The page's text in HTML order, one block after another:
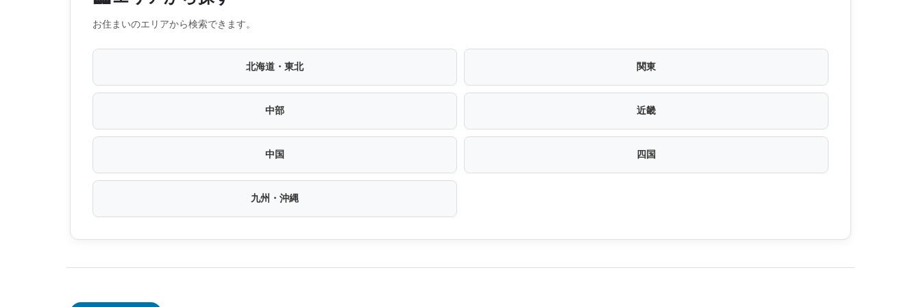
お住まいのエリアから検索できます。
北海道・東北 関東
中部 近畿
中国 四国
九州・沖縄